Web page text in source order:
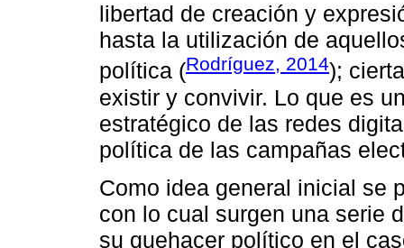
libertad de creación y
hasta la utilización de
política (Rodríguez, 2014);
existir y convivir. Lo que es
estratégico de las redes
política de las campañas
Como idea general inicial se
con lo cual surgen una serie
su quehacer político en el